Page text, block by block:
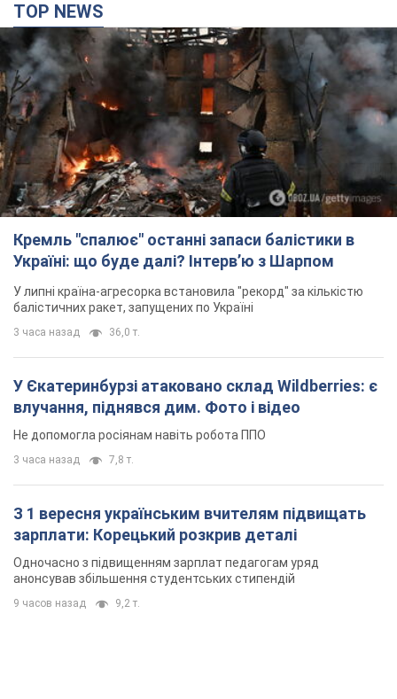
TOP NEWS
Кремль "спалює" останні запаси балістики в
Україні: що буде далі? Інтерв’ю з Шарпом
У липні країна-агресорка встановила "рекорд" за кількістю
балістичних ракет, запущених по Україні
3 часа назад 36,0 т.
У Єкатеринбурзі атаковано склад Wildberries: є
влучання, піднявся дим. Фото і відео
Не допомогла росіянам навіть робота ППО
3 часа назад 7,8 т.
З 1 вересня українським вчителям підвищать
зарплати: Корецький розкрив деталі
Одночасно з підвищенням зарплат педагогам уряд
анонсував збільшення студентських стипендій
9 часов назад 9,2 т.